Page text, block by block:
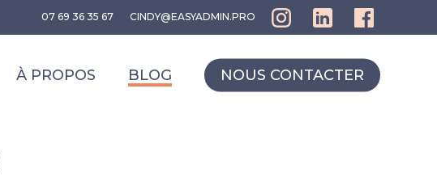
07 69 36 35 67 CINDY@EASYADMIN.PRO
À PROPOS BLOG NOUS CONTACTER